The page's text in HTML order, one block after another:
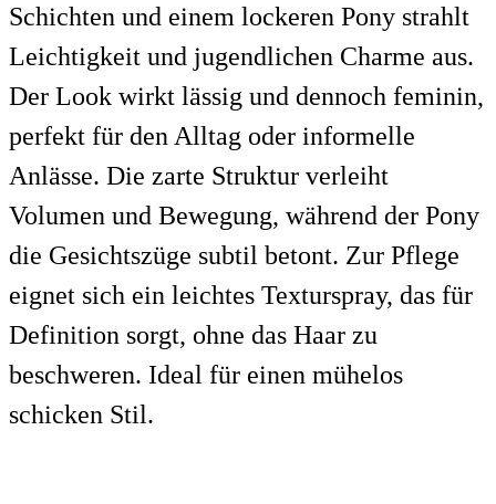
Schichten und einem lockeren Pony strahlt
Leichtigkeit und jugendlichen Charme aus.
Der Look wirkt lässig und dennoch feminin,
perfekt für den Alltag oder informelle
Anlässe. Die zarte Struktur verleiht
Volumen und Bewegung, während der Pony
die Gesichtszüge subtil betont. Zur Pflege
eignet sich ein leichtes Texturspray, das für
Definition sorgt, ohne das Haar zu
beschweren. Ideal für einen mühelos
schicken Stil.